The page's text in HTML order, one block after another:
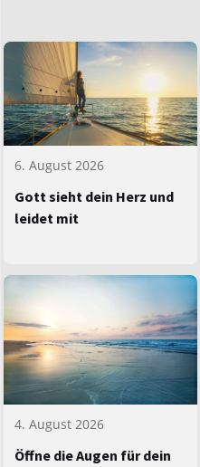
6. August 2026
Gott sieht dein Herz und
leidet mit
4. August 2026
Öffne die Augen für dein